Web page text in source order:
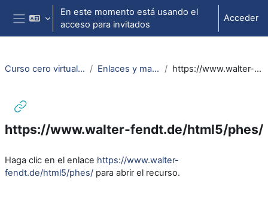
Salta al contenido principal
Panel lateral
En este momento está usando el
acceso para invitados
Acceder
Curso cero virtual de Física (24/25) Enlaces y material de interés https://www.walter-fendt.de/html5/phes/
https://www.walter-fendt.de/html5/phes/
Haga clic en el enlace https://www.walter-
fendt.de/html5/phes/ para abrir el recurso.